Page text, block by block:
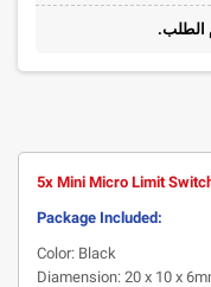
5x Mini Micro Limit
Package Included:
Color: Black
Diamension: 20 x 10 x